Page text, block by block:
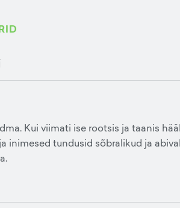
Kui viimati ise rootsis ja taanis
inimesed tundusid sõbralikud ja